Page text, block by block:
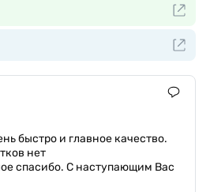
быстро и главное качество.
нет
спасибо. С наступающим Вас